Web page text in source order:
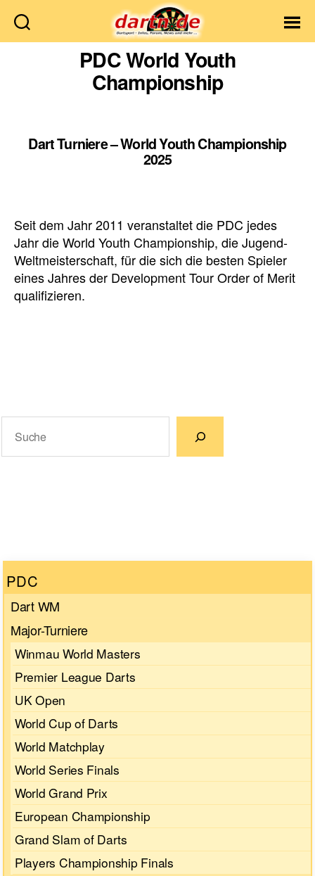
Dartn.de
PDC World Youth
Championship
Dart Turniere – World Youth Championship
2025
Seit dem Jahr 2011 veranstaltet die PDC jedes
Jahr die World Youth Championship, die Jugend-
Weltmeisterschaft, für die sich die besten Spieler
eines Jahres der Development Tour Order of Merit
qualifizieren.
PDC
Dart WM
Major-Turniere
Winmau World Masters
Premier League Darts
UK Open
World Cup of Darts
World Matchplay
World Series Finals
World Grand Prix
European Championship
Grand Slam of Darts
Players Championship Finals